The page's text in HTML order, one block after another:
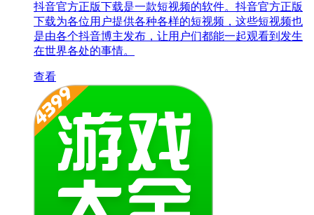
抖音官方正版下载是一款短视频的软件。抖音官方正版
下载为各位用户提供各种各样的短视频，这些短视频也
是由各个抖音博主发布，让用户们都能一起观看到发生
在世界各处的事情。
查看